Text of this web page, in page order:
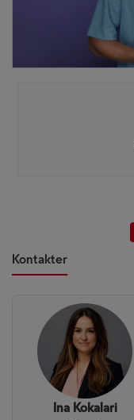
Kontakter
Ina Kokalari